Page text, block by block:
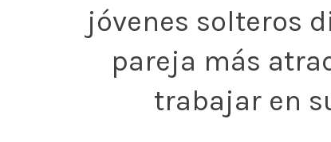
jóvenes solteros
pareja más
trabajar en